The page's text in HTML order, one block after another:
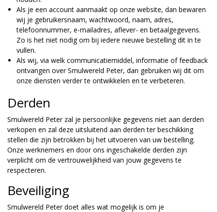
Als je een account aanmaakt op onze website, dan bewaren
wij je gebruikersnaam, wachtwoord, naam, adres,
telefoonnummer, e-mailadres, aflever- en betaalgegevens.
Zo is het niet nodig om bij iedere nieuwe bestelling dit in te
vullen.
Als wij, via welk communicatiemiddel, informatie of feedback
ontvangen over Smulwereld Peter, dan gebruiken wij dit om
onze diensten verder te ontwikkelen en te verbeteren.
Derden
Smulwereld Peter zal je persoonlijke gegevens niet aan derden
verkopen en zal deze uitsluitend aan derden ter beschikking
stellen die zijn betrokken bij het uitvoeren van uw bestelling.
Onze werknemers en door ons ingeschakelde derden zijn
verplicht om de vertrouwelijkheid van jouw gegevens te
respecteren.
Beveiliging
Smulwereld Peter doet alles wat mogelijk is om je